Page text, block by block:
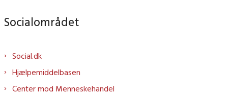
Socialområdet
Social.dk
Hjælpemiddelbasen
Center mod Menneskehandel